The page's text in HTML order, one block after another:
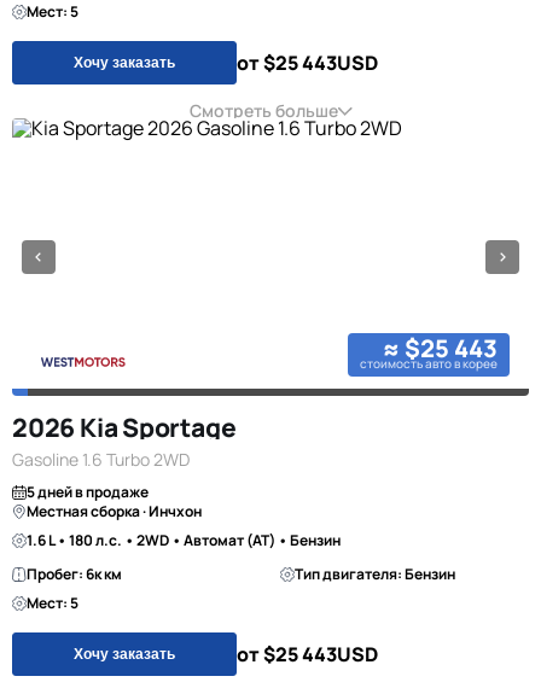
Мест: 5
Хочу заказать от $25 443USD
Смотреть больше
≈ $25 443
стоимость авто в корее
2026 Kia Sportage
Gasoline 1.6 Turbo 2WD
5 дней в продаже
Местная сборка · Инчхон
1.6 L • 180 л.с. • 2WD • Автомат (AT) • Бензин
Пробег: 6к км
Тип двигателя: Бензин
Мест: 5
Хочу заказать от $25 443USD